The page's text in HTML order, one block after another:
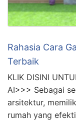
Rahasia Cara
Terbaik
KLIK DISINI
AI>>> Sebagai
arsitektur,
rumah yang